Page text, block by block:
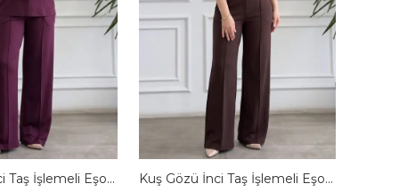
Kuş Gözü İnci Taş İşlemeli Eşofman Takımı - BORDO Kuş Gözü İnci Taş İşlemeli Eşofman Takımı - KAHVERENGI